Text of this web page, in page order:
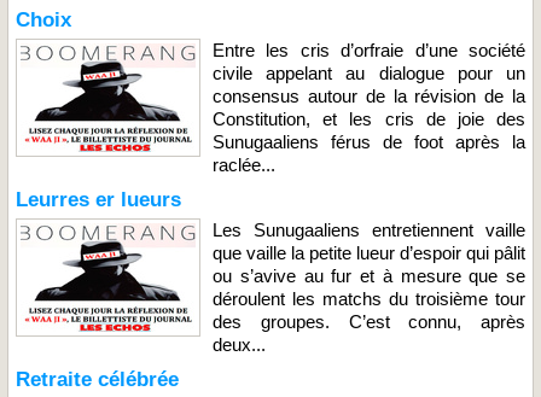
Choix
Entre les cris d’orfraie d’une société
civile appelant au dialogue pour un
consensus autour de la révision de la
Constitution, et les cris de joie des
Sunugaaliens férus de foot après la
raclée...
Leurres er lueurs
Les Sunugaaliens entretiennent vaille
que vaille la petite lueur d’espoir qui pâlit
ou s’avive au fur et à mesure que se
déroulent les matchs du troisième tour
des groupes. C’est connu, après
deux...
Retraite célébrée